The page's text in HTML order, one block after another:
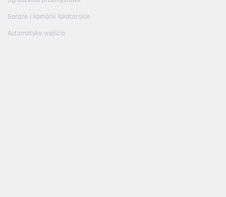
Garaże i komórki lokatorskie
Automatyka wejścia